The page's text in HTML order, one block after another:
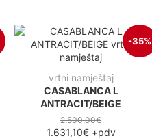
-35%
vrtni namještaj
CASABLANCA L
ANTRACIT/BEIGE
2.500,00€
1.631,10€+pdv